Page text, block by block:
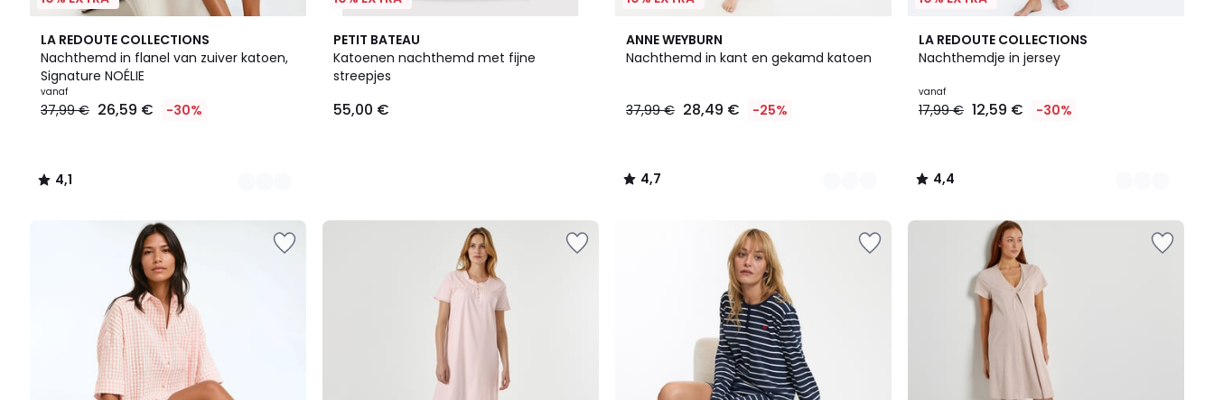
LA REDOUTE COLLECTIONS
Nachthemd in flanel van zuiver katoen,
Signature NOÉLIE
Prijs
vanaf
plaats
vanaf
37,99 € 26,59 € -30%
4,1
/ 5
2
Kleuren
4,1
/
PETIT BATEAU
Katoenen nachthemd met fijne
streepjes
55,00 €
ANNE WEYBURN
Nachthemd in kant en gekamd katoen
37,99 € 28,49 € -25%
4,7
/ 5
2
Kleuren
4,7
/
LA REDOUTE COLLECTIONS
Nachthemdje in jersey
vanaf
17,99 € 12,59 € -30%
4,4
/ 5
2
Kleuren
4,4
/